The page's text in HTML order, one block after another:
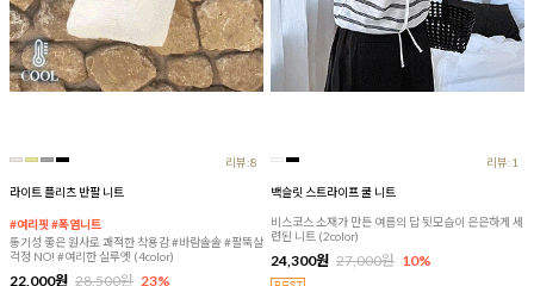
리뷰:8
라이트 플리츠 반팔 니트
#여리핏 #폭염니트
통기성 좋은 원사로 쾌적한 착용감 #바람솔솔 #팔뚝살
걱정 NO! #여리한 실루엣 (4color)
22,000원 28,500원 23%
리뷰:1
백슬릿 스트라이프 쿨 니트
비스코스 소재가 만든 여름의 답 뒷모습이 은은하게 세
련된 니트 (2color)
24,300원 27,000원 10%